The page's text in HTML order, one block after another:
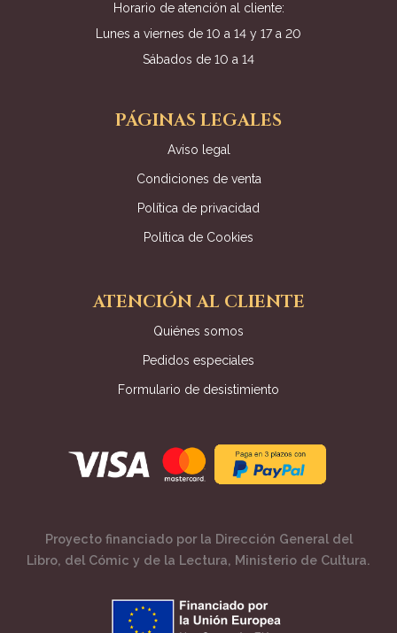
Horario de atención al cliente:
Lunes a viernes de 10 a 14 y 17 a 20
Sábados de 10 a 14
PÁGINAS LEGALES
Aviso legal
Condiciones de venta
Política de privacidad
Política de Cookies
ATENCIÓN AL CLIENTE
Quiénes somos
Pedidos especiales
Formulario de desistimiento
Proyecto financiado por la Dirección General del
Libro, del Cómic y de la Lectura, Ministerio de Cultura.